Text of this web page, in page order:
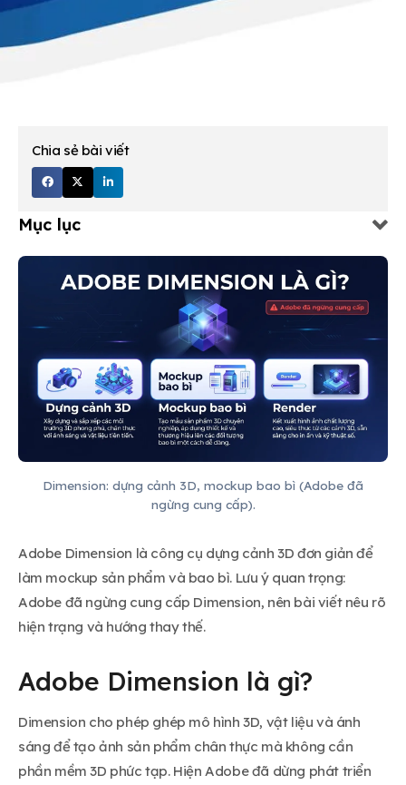
Chia sẻ bài viết
Mục lục
Dimension: dựng cảnh 3D, mockup bao bì (Adobe đã
ngừng cung cấp).
Adobe Dimension là công cụ dựng cảnh 3D đơn giản để
làm mockup sản phẩm và bao bì. Lưu ý quan trọng:
Adobe đã ngừng cung cấp Dimension, nên bài viết nêu rõ
hiện trạng và hướng thay thế.
Adobe Dimension là gì?
Dimension cho phép ghép mô hình 3D, vật liệu và ánh
sáng để tạo ảnh sản phẩm chân thực mà không cần
phần mềm 3D phức tạp. Hiện Adobe đã dừng phát triển